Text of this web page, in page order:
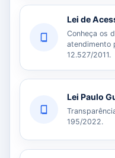
Lei de
Conheça os
atendimento
12.527/2011.
Lei Paulo
195/2022.